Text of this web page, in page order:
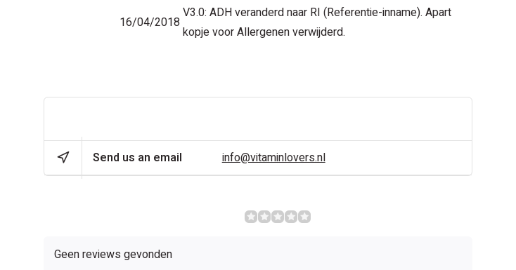
16/04/2018
V3.0: ADH veranderd naar RI (Referentie-inname). Apart
kopje voor Allergenen verwijderd.
Send us an email info@vitaminlovers.nl
Geen reviews gevonden